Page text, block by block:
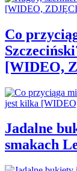
Co
[WIDEO,
Jadalne
smakach